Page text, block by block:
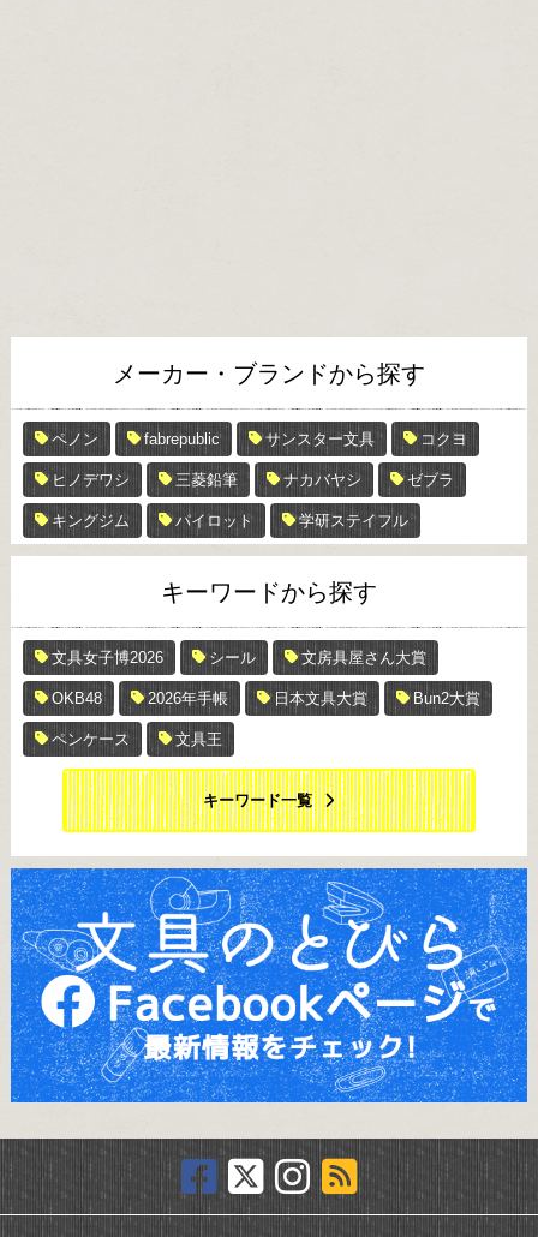
メーカー・ブランドから探す
ペノン fabrepublic サンスター文具 コクヨ
ヒノデワシ 三菱鉛筆 ナカバヤシ ゼブラ
キングジム パイロット 学研ステイフル
キーワードから探す
文具女子博2026 シール 文房具屋さん大賞
OKB48 2026年手帳 日本文具大賞 Bun2大賞
ペンケース 文具王
キーワード一覧